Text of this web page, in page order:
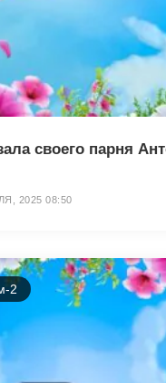
своего парня
2025 08:50
2